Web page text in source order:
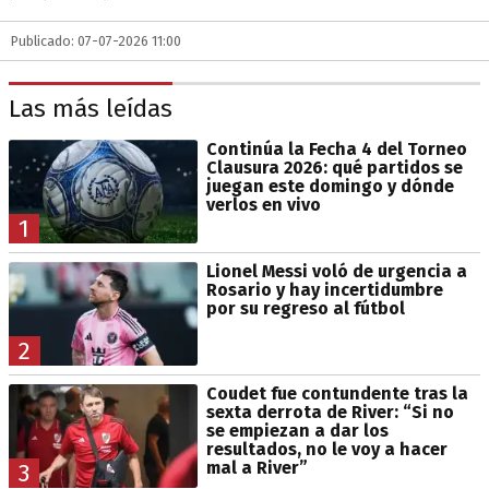
Publicado: 07-07-2026 11:00
Las más leídas
1
Continúa la Fecha 4 del Torneo
Clausura 2026: qué partidos se
juegan este domingo y dónde
verlos en vivo
2
Lionel Messi voló de urgencia a
Rosario y hay incertidumbre
por su regreso al fútbol
3
Coudet fue contundente tras la
sexta derrota de River: “Si no
se empiezan a dar los
resultados, no le voy a hacer
mal a River”